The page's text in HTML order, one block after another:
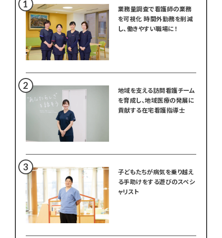
業務量調査で看護師の業務
を可視化 時間外勤務を削減
し、働きやすい職場に！
地域を支える訪問看護チーム
を育成し、地域医療の発展に
貢献する在宅看護指導士
子どもたちが病気を乗り越え
る手助けをする遊びのスペシ
ャリスト